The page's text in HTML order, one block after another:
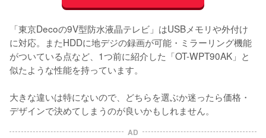
「東京Decoの9V型防水液晶テレビ」はUSBメモリや外付け
に対応。またHDDに地デジの録画が可能・ミラーリング機能
がついている点など、1つ前に紹介した「OT-WPT90AK」と
似たような性能を持っています。
大きな違いは特にないので、どちらを選ぶか迷ったら価格・
デザインで決めてしまうのが良いかもしれません。
AD